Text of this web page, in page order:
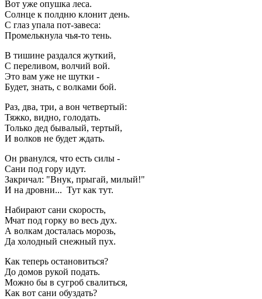
Вот уже опушка леса.
Солнце к полдню клонит день.
С глаз упала пот-завеса:
Промелькнула чья-то тень.
В тишине раздался жуткий,
С переливом, волчий вой.
Это вам уже не шутки -
Будет, знать, с волками бой.
Раз, два, три, а вон четвертый:
Тяжко, видно, голодать.
Только дед бывалый, тертый,
И волков не будет ждать.
Он рванулся, что есть силы -
Сани под гору идут.
Закричал: "Внук, прыгай, милый!"
И на дровни... Тут как тут.
Набирают сани скорость,
Мчат под горку во весь дух.
А волкам досталась морозь,
Да холодный снежный пух.
Как теперь остановиться?
До домов рукой подать.
Можно бы в сугроб свалиться,
Как вот сани обуздать?